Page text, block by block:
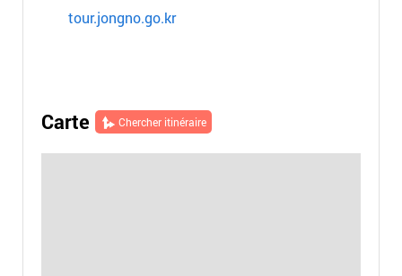
tour.jongno.go.kr
Carte Chercher itinéraire